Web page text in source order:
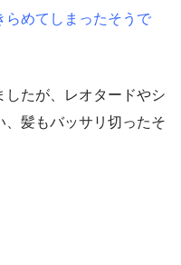
らめてしまったそうで
したが、レオタードやシ
、髪もバッサリ切ったそ